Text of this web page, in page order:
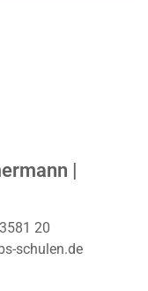
|
20
schulen.de